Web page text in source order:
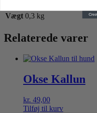
Vægt 0,3 kg
Relaterede varer
Okse Kallun
kr. 49,00
Tilføj til kurv